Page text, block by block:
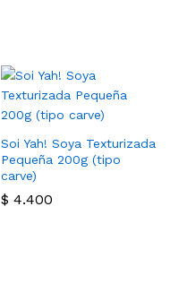
Soi Yah! Soya Texturizada
Pequeña 200g (tipo
carve)
$ 4.400
$ 4.400